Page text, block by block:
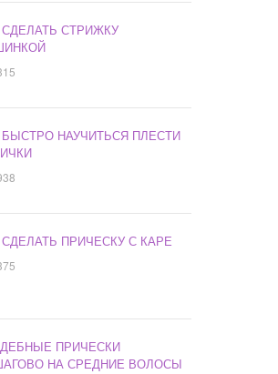
СДЕЛАТЬ СТРИЖКУ
БЫСТРО НАУЧИТЬСЯ ПЛЕСТИ
СДЕЛАТЬ ПРИЧЕСКУ С КАРЕ
ПРИЧЕСКИ
НА СРЕДНИЕ ВОЛОСЫ